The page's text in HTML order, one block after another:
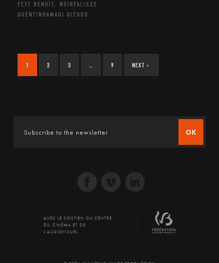
FEYT BENOÎT, NOIRFALISSE
QUENTINHAMADI DIEUDO
1 2 3 … 9 NEXT ›
OK
AVEC LE SOUTIEN DU CENTRE
DU CINÉMA ET DE
L'AUDIOVISUEL